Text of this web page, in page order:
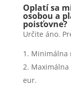
Oplatí sa
osobou a
poisťovne?
Určite áno.
Minimálna
Maximálna
eur.